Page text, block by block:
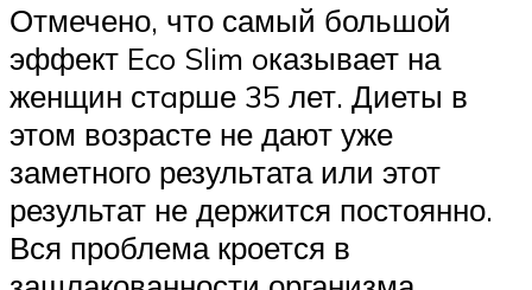
Отмечено, что самый большой
эффект Eco Slim oказывает на
женщин стaрше 35 лет. Диеты в
этом возрасте не дают уже
заметного результата или этот
результат не держится постоянно.
Вся проблема кроется в